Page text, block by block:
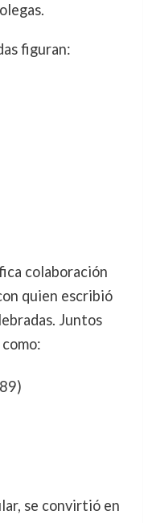
figuran:
colaboración
quien escribió
Juntos
se convirtió en